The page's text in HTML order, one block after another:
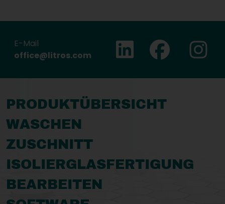
E-Mail
office@litros.com
Linkedin Facebook
PRODUKTÜBERSICHT
WASCHEN
ZUSCHNITT
ISOLIERGLASFERTIGUNG
BEARBEITEN